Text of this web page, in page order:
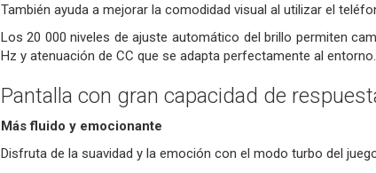
También ayuda a mejorar la comodidad visual al utilizar el
Los 20 000 niveles de ajuste automático del brillo permiten
Hz y atenuación de CC que se adapta perfectamente al entorno.
Pantalla con gran capacidad de
Más fluido y emocionante
Disfruta de la suavidad y la emoción con el modo turbo del